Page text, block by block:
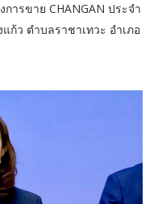
รขาย CHANGAN ประจำ
ก้ว ตำบลราชาเทวะ อำเภอ